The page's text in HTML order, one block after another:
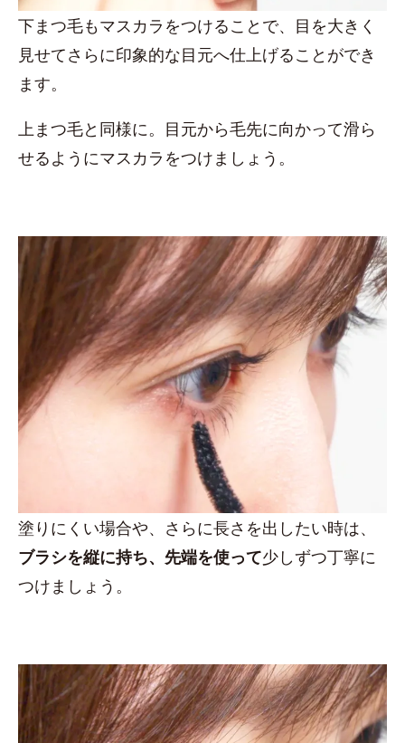
下まつ毛もマスカラをつけることで、目を大きく
見せてさらに印象的な目元へ仕上げることができ
ます。
上まつ毛と同様に。目元から毛先に向かって滑ら
せるようにマスカラをつけましょう。
塗りにくい場合や、さらに長さを出したい時は、
ブラシを縦に持ち、先端を使って少しずつ丁寧に
つけましょう。